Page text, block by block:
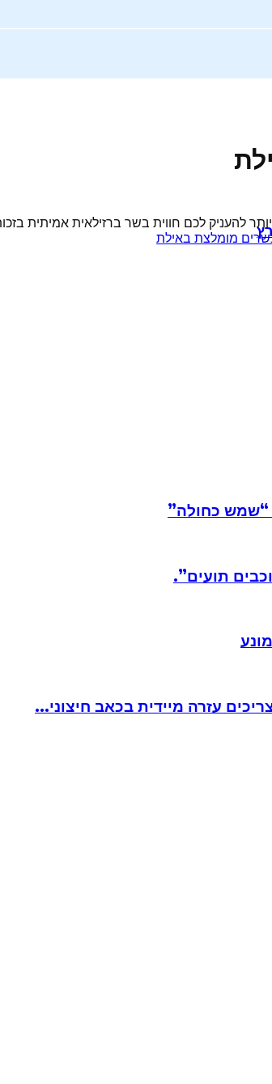
לכם חווית בשר ברזילאית אמיתית
מומלצת באילת
“שמש כחולה”
תועים”.
עזרה מיידית בכאב חיצוני...